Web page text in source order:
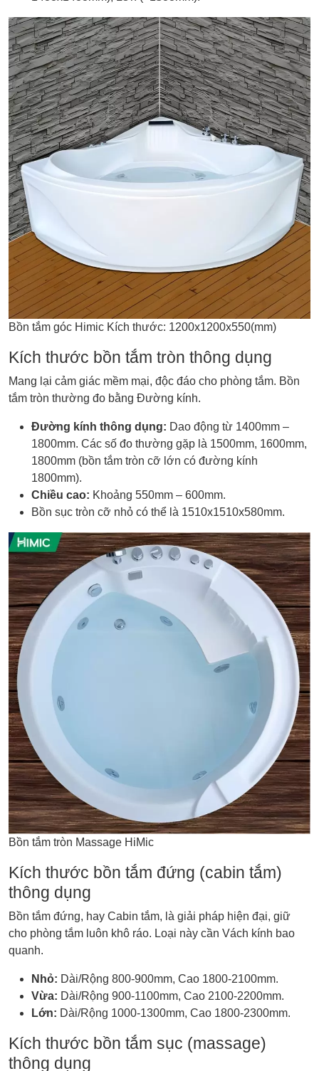
Bồn tắm góc Himic Kích thước: 1200x1200x550(mm)
Kích thước bồn tắm tròn thông dụng
Mang lại cảm giác mềm mại, độc đáo cho phòng tắm. Bồn
tắm tròn thường đo bằng Đường kính.
Đường kính thông dụng: Dao động từ 1400mm –
1800mm. Các số đo thường gặp là 1500mm, 1600mm,
1800mm (bồn tắm tròn cỡ lớn có đường kính
1800mm).
Chiều cao: Khoảng 550mm – 600mm.
Bồn sục tròn cỡ nhỏ có thể là 1510x1510x580mm.
Bồn tắm tròn Massage HiMic
Kích thước bồn tắm đứng (cabin tắm)
thông dụng
Bồn tắm đứng, hay Cabin tắm, là giải pháp hiện đại, giữ
cho phòng tắm luôn khô ráo. Loại này cần Vách kính bao
quanh.
Nhỏ: Dài/Rộng 800-900mm, Cao 1800-2100mm.
Vừa: Dài/Rộng 900-1100mm, Cao 2100-2200mm.
Lớn: Dài/Rộng 1000-1300mm, Cao 1800-2300mm.
Kích thước bồn tắm sục (massage)
thông dụng